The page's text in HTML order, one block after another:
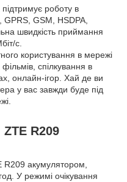
роботу в
GPRS, GSM, HSDPA,
швидкість приймання
с.
користування в мережі
спілкування в
онлайн-ігор. Хай де ви
у вас завжди буде під
R209
акумулятором,
У режимі очікування